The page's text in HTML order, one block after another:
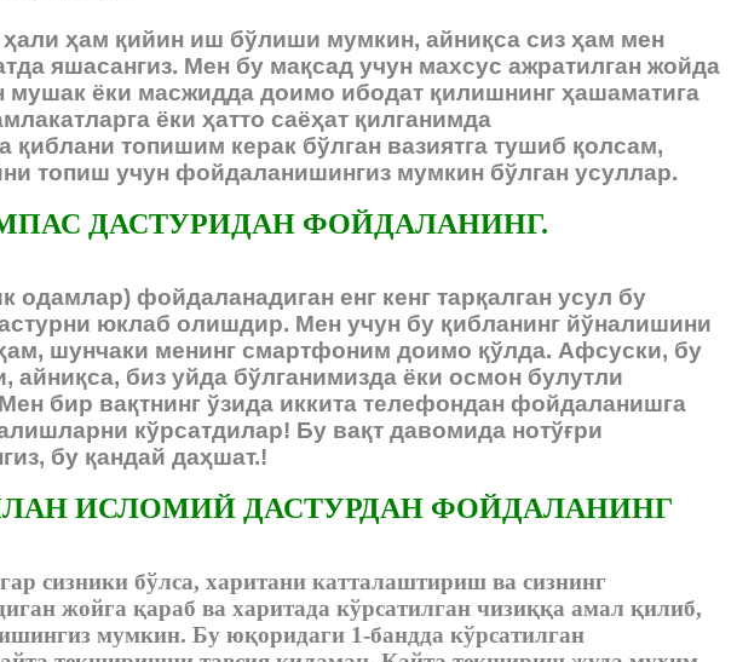
ҳам қийин иш бўлиши мумкин, айниқса сиз ҳам мен
яшасангиз. Мен бу мақсад учун махсус ажратилган жойда
мушак ёки масжидда доимо ибодат қилишнинг ҳашаматига
ёки ҳатто саёҳат қилганимда
қиблани топишим керак бўлган вазиятга тушиб қолсам,
топиш учун фойдаланишингиз мумкин бўлган усуллар.
ДАСТУРИДАН ФОЙДАЛАНИНГ.
фойдаланадиган енг кенг тарқалган усул бу
юклаб олишдир. Мен учун бу қибланинг йўналишини
шунчаки менинг смартфоним доимо қўлда. Афсуски, бу
айниқса, биз уйда бўлганимизда ёки осмон булутли
бир вақтнинг ўзида иккита телефондан фойдаланишга
кўрсатдилар! Бу вақт давомида нотўғри
бу қандай даҳшат.!
ИСЛОМИЙ ДАСТУРДАН ФОЙДАЛАНИНГ
сизники бўлса, харитани катталаштириш ва сизнинг
жойга қараб ва харитада кўрсатилган чизиққа амал қилиб,
мумкин. Бу юқоридаги 1-бандда кўрсатилган